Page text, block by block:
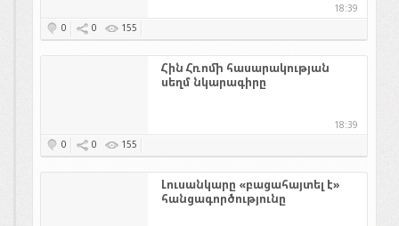
18:39
0
0 155
Հին Հռոմի հասարակության
սեղմ նկարագիրը
18:39
0
0 155
Լուսանկարը «բացահայտել է»
հանցագործությունը